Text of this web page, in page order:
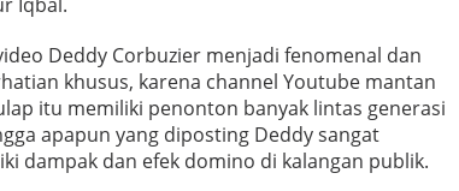
Deddy Corbuzier menjadi fenomenal dan
khusus, karena channel Youtube mantan
itu memiliki penonton banyak lintas generasi
apapun yang diposting Deddy sangat
dampak dan efek domino di kalangan publik.